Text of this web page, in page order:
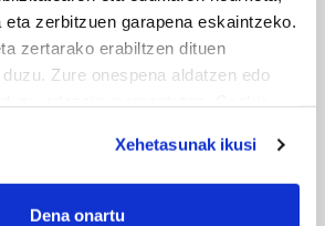
zerbitzuen garapena eskaintzeko.
zertarako erabiltzen dituen
Zure onespena aldatzen edo
also like to:
about your geographical
Xehetasunak ikusi
Dena onartu
erromeria leku